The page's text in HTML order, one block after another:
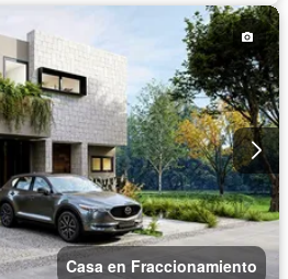
Casa en Fraccionamiento